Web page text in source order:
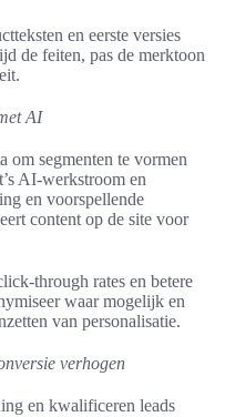
en eerste versies
de feiten, pas de merktoon
AI
om segmenten te vormen
AI-werkstroom en
en voorspellende
content op de site voor
through rates en betere
waar mogelijk en
van personalisatie.
verhogen
en kwalificeren leads